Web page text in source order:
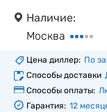
Наличие:
Москва
Цена диллер: По
Способы доставки
Способы оплаты:
Гарантия: 12